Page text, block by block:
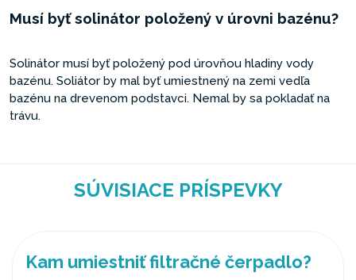
Musí byť solinátor položený v úrovni bazénu?
Solinátor musí byť položený pod úrovňou hladiny vody
bazénu. Soliátor by mal byť umiestnený na zemi vedľa
bazénu na drevenom podstavci. Nemal by sa pokladať na
trávu.
SÚVISIACE PRÍSPEVKY
Kam umiestniť filtračné čerpadlo?